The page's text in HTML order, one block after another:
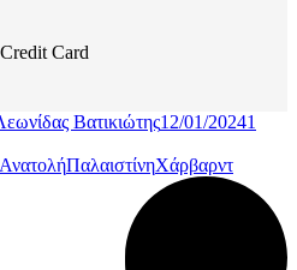
Βατικιώτης12/01/20241
ΠαλαιστίνηΧάρβαρντ